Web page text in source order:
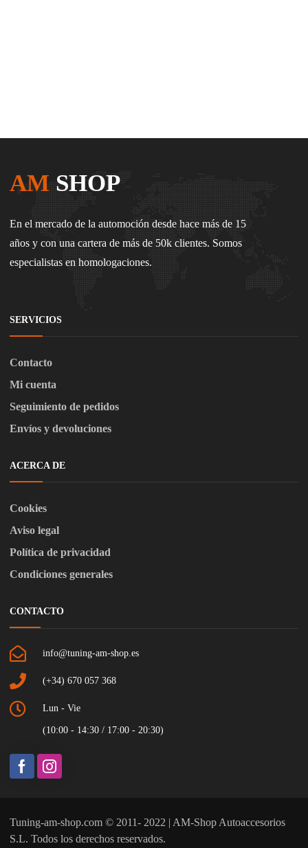
AM SHOP
En el mercado de la automoción desde hace más de 15
años y con una cartera de más de 50k clientes. Somos
especialistas en homologaciones.
SERVICIOS
Contacto
Mi cuenta
Seguimiento de pedidos
Envíos y devoluciones
ACERCA DE
Cookies
Aviso legal
Política de privacidad
Condiciones generales
CONTACTO
info@tuning-am-shop.es
(+34) 670 057 368
Lun - Vie
(10:00 - 14:30 / 17:00 - 20:30)
Tuning-am-shop.com © 2011- 2022 | AM-Shop Autoaccesorios
S.L. Todos los derechos reservados.